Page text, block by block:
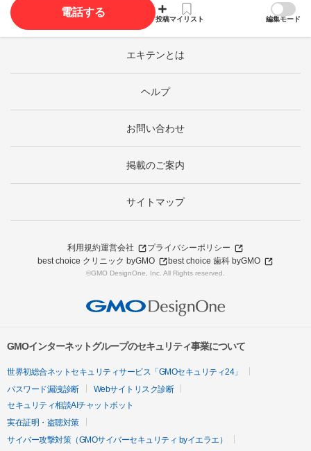
電話する
投稿マイリスト 編集モード
エキテンとは
ヘルプ
お問い合わせ
掲載のご案内
サイトマップ
利用規約運営会社
プライバシーポリシー
best choice クリニック byGMO
best choice 歯科 byGMO
©GMO DesignOne, Inc. All Rights reserved.
GMOインターネットグループのセキュリティ事業について
世界初総合ネットセキュリティサービス「GMOセキュリティ24」
パスワード漏洩診断
Webサイトリスク診断
セキュリティ相談AIチャットボット
実在証明・盗聴対策
サイバー攻撃対策（GMOサイバーセキュリティ byイエラエ）